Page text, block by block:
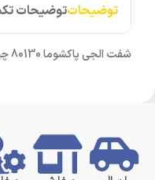
توضیحاتتوضیحات
شفت الجی پاکشوما 80130 چین